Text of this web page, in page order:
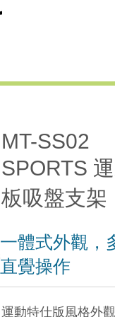
一體式外觀，
直覺操作
MT-SS02
SPORTS
板吸盤支架
運動特仕版風格外